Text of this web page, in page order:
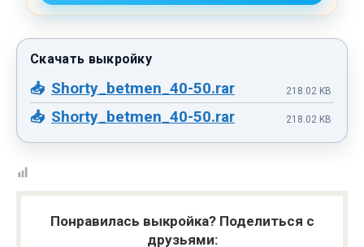
Shorty_betmen_40-50.rar 218.02 KB
Shorty_betmen_40-50.rar 218.02 KB
Понравилась выкройка? Поделиться с
друзьями: